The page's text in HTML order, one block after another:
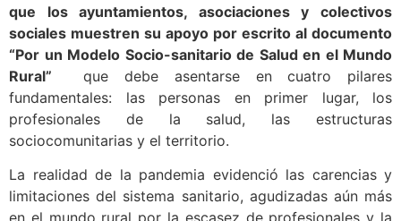
que los ayuntamientos, asociaciones y colectivos
sociales muestren su apoyo por escrito al documento
“Por un Modelo Socio-sanitario de Salud en el Mundo
Rural” que debe asentarse en cuatro pilares
fundamentales: las personas en primer lugar, los
profesionales de la salud, las estructuras
sociocomunitarias y el territorio.
La realidad de la pandemia evidenció las carencias y
limitaciones del sistema sanitario, agudizadas aún más